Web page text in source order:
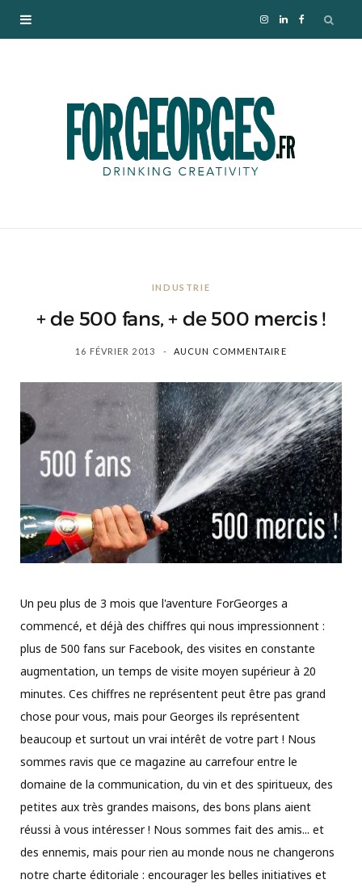
I
s
m
L
k
INDUSTRIE
+ de 500 fans, + de 500 mercis !
16 FÉVRIER 2013 AUCUN COMMENTAIRE
Un peu plus de 3 mois que l'aventure ForGeorges a
commencé, et déjà des chiffres qui nous impressionnent :
plus de 500 fans sur Facebook, des visites en constante
augmentation, un temps de visite moyen supérieur à 20
minutes. Ces chiffres ne représentent peut être pas grand
chose pour vous, mais pour Georges ils représentent
beaucoup et surtout un vrai intérêt de votre part ! Nous
sommes ravis que ce magazine au carrefour entre le
domaine de la communication, du vin et des spiritueux, des
petites aux très grandes maisons, des bons plans aient
réussi à vous intéresser ! Nous sommes fait des amis... et
des ennemis, mais pour rien au monde nous ne changerons
notre charte éditoriale : encourager les belles initiatives et